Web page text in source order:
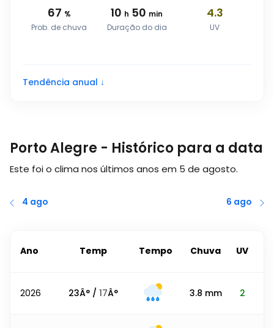
67 %
Prob. de chuva
10 h 50 min
Duração do dia
4.3
UV
Tendência anual ↓
Porto Alegre - Histórico para a data
Este foi o clima nos últimos anos em 5 de agosto.
4 ago 6 ago
Ano Temp Tempo Chuva UV
2026 23Â° / 17Â° 3.8 mm 2